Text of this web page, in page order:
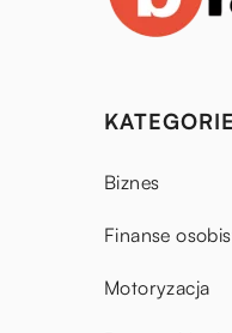
KATEGORIE
Biznes
Finanse
Motoryzacja